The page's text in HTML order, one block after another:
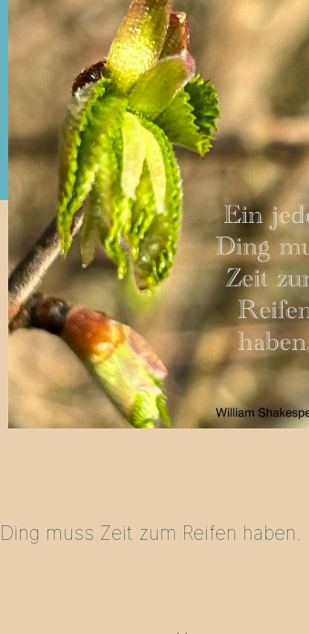
muss Zeit zum Reifen haben.